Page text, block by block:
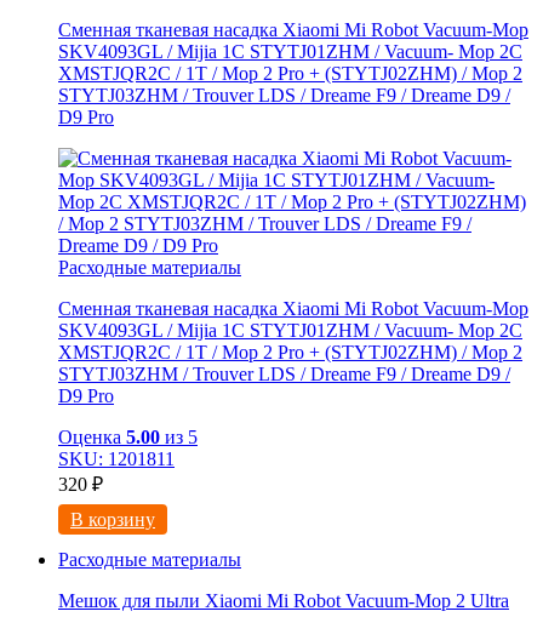
Сменная тканевая насадка Xiaomi Mi Robot Vacuum-Mop
SKV4093GL / Mijia 1C STYTJ01ZHM / Vacuum- Mop 2C
XMSTJQR2C / 1T / Mop 2 Pro + (STYTJ02ZHM) / Mop 2
STYTJ03ZHM / Trouver LDS / Dreame F9 / Dreame D9 /
D9 Pro
Расходные материалы
Сменная тканевая насадка Xiaomi Mi Robot Vacuum-Mop
SKV4093GL / Mijia 1C STYTJ01ZHM / Vacuum- Mop 2C
XMSTJQR2C / 1T / Mop 2 Pro + (STYTJ02ZHM) / Mop 2
STYTJ03ZHM / Trouver LDS / Dreame F9 / Dreame D9 /
D9 Pro
Оценка 5.00 из 5
SKU: 1201811
320 ₽
В корзину
Расходные материалы
Мешок для пыли Xiaomi Mi Robot Vacuum-Mop 2 Ultra